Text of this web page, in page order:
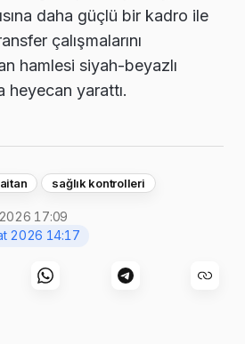
daha güçlü bir kadro ile
çalışmalarını
hamlesi siyah-beyazlı
heyecan yarattı.
sağlık kontrolleri
17:09
2026 14:17